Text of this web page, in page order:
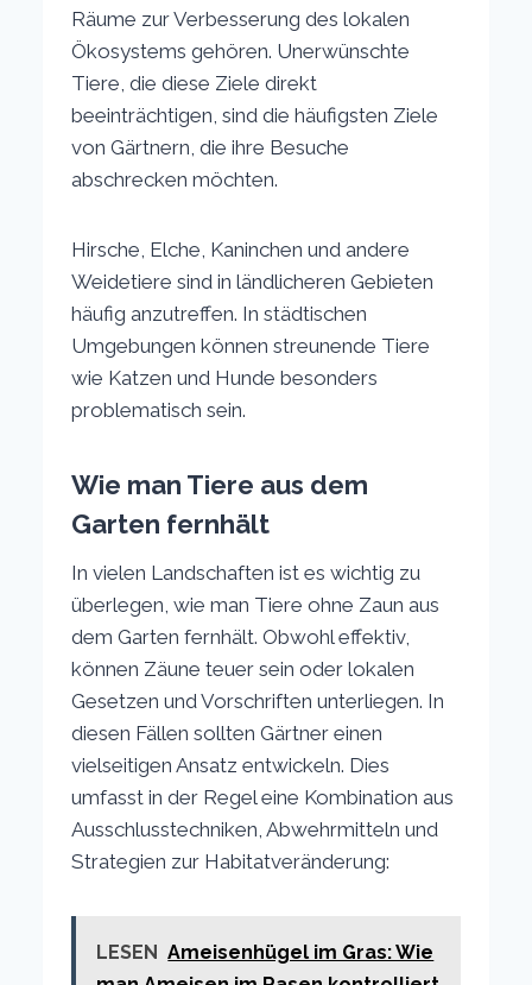
Räume zur Verbesserung des lokalen
Ökosystems gehören. Unerwünschte
Tiere, die diese Ziele direkt
beeinträchtigen, sind die häufigsten Ziele
von Gärtnern, die ihre Besuche
abschrecken möchten.
Hirsche, Elche, Kaninchen und andere
Weidetiere sind in ländlicheren Gebieten
häufig anzutreffen. In städtischen
Umgebungen können streunende Tiere
wie Katzen und Hunde besonders
problematisch sein.
Wie man Tiere aus dem
Garten fernhält
In vielen Landschaften ist es wichtig zu
überlegen, wie man Tiere ohne Zaun aus
dem Garten fernhält. Obwohl effektiv,
können Zäune teuer sein oder lokalen
Gesetzen und Vorschriften unterliegen. In
diesen Fällen sollten Gärtner einen
vielseitigen Ansatz entwickeln. Dies
umfasst in der Regel eine Kombination aus
Ausschlusstechniken, Abwehrmitteln und
Strategien zur Habitatveränderung:
LESEN Ameisenhügel im Gras: Wie